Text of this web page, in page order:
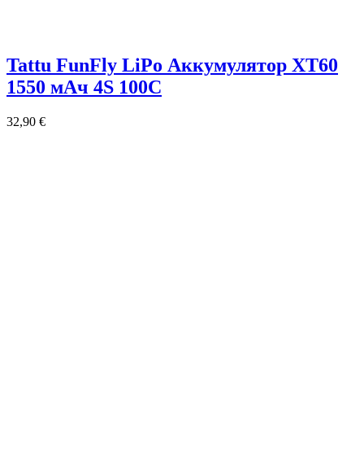
Tattu FunFly LiPo Аккумулятор XT60
1550 мАч 4S 100C
32,90 €